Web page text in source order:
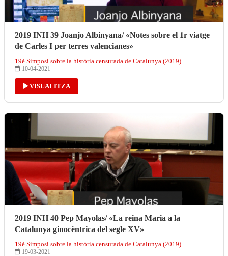
2019 INH 39 Joanjo Albinyana/ «Notes sobre el 1r viatge
de Carles I per terres valencianes»
19è Simposi sobre la història censurada de Catalunya (2019)
10-04-2021
VISUALITZA
2019 INH 40 Pep Mayolas/ «La reina Maria a la
Catalunya ginocèntrica del segle XV»
19è Simposi sobre la història censurada de Catalunya (2019)
19-03-2021